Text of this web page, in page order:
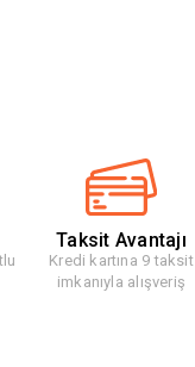
Taksit Avantajı
Kredi kartına 9 taksit
imkanıyla alışveriş